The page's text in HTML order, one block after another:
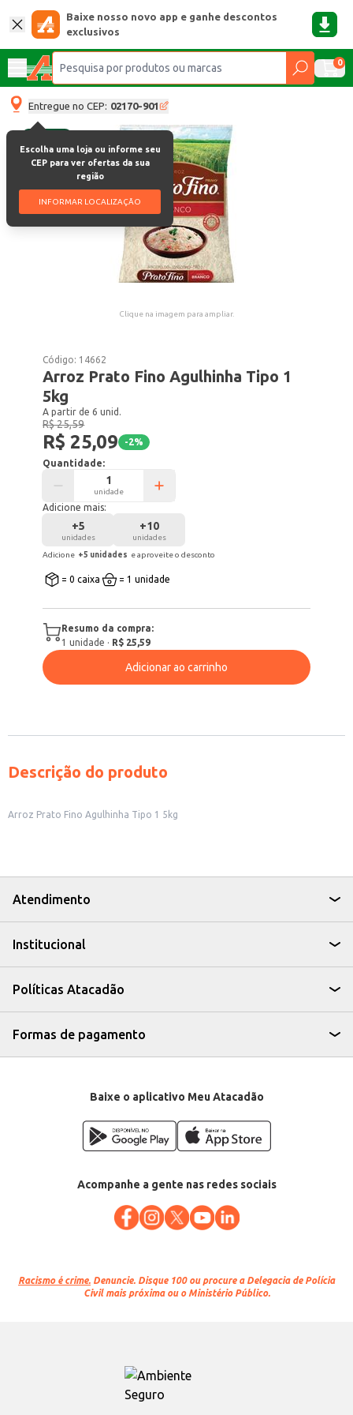
Baixe nosso novo app e ganhe descontos
exclusivos
0
Entregue no CEP: 02170-901
Escolha uma loja ou informe seu
CEP para ver ofertas da sua
região
INFORMAR LOCALIZAÇÃO
Clique na imagem para ampliar.
Código: 14662
Arroz Prato Fino Agulhinha Tipo 1
5kg
A partir de 6 unid.
R$ 25,59
R$ 25,09 -2%
Quantidade:
unidade
Adicione mais:
+5
unidades
+10
unidades
Adicione +5 unidades e aproveite o desconto
= 0 caixa = 1 unidade
Resumo da compra:
1 unidade · R$ 25,59
Adicionar ao carrinho
Descrição do produto
Arroz Prato Fino Agulhinha Tipo 1 5kg
Atendimento
Institucional
Políticas Atacadão
Formas de pagamento
Baixe o aplicativo Meu Atacadão
Acompanhe a gente nas redes sociais
Racismo é crime. Denuncie. Disque 100 ou procure a Delegacia de Polícia
Civil mais próxima ou o Ministério Público.